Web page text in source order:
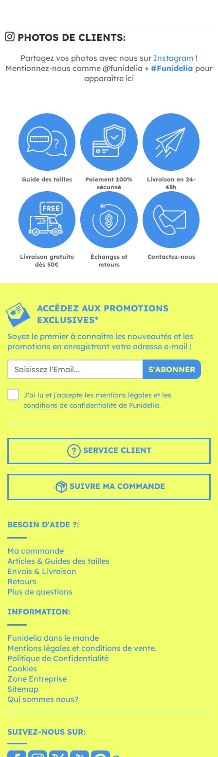
PHOTOS DE CLIENTS:
Partagez vos photos avec nous sur Instagram !
Mentionnez-nous comme @funidelia + #Funidelia pour
apparaître ici
Guide des tailles
Paiement 100%
sécurisé
Livraison en 24-
48h
Livraison gratuite
dès 50€
Échanges et
retours
Contactez-nous
ACCÉDEZ AUX PROMOTIONS
EXCLUSIVES*
Soyez le premier à connaître les nouveautés et les
promotions en enregistrant votre adresse e-mail !
S'ABONNER
J'ai lu et j'accepte les mentions légales et les
conditions de confidentialité de Funidelia.
SERVICE CLIENT
SUIVRE MA COMMANDE
BESOIN D'AIDE ?:
Ma commande
Articles & Guides des tailles
Envois & Livraison
Retours
Plus de questions
INFORMATION:
Funidelia dans le monde
Mentions légales et conditions de vente.
Politique de Confidentialité
Cookies
Zone Entreprise
Sitemap
Qui sommes nous?
SUIVEZ-NOUS SUR: